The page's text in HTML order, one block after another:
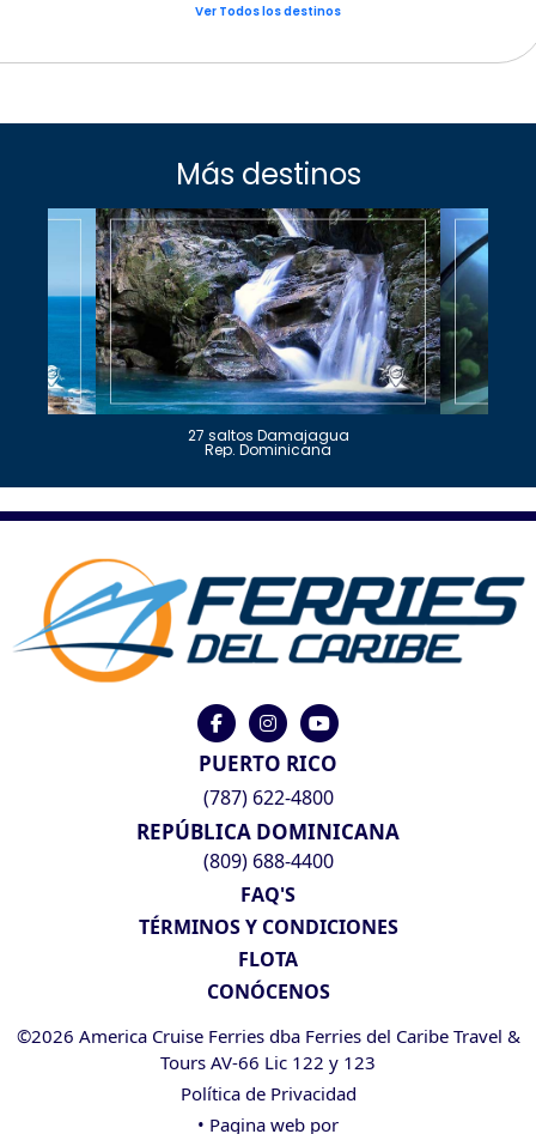
Ver Todos los destinos
Más destinos
27 saltos Damajagua
Rep. Dominicana
PUERTO RICO
(787) 622-4800
REPÚBLICA DOMINICANA
(809) 688-4400
FAQ'S
TÉRMINOS Y CONDICIONES
FLOTA
CONÓCENOS
©2026 America Cruise Ferries dba Ferries del Caribe Travel &
Tours AV-66 Lic 122 y 123
Política de Privacidad
• Pagina web por